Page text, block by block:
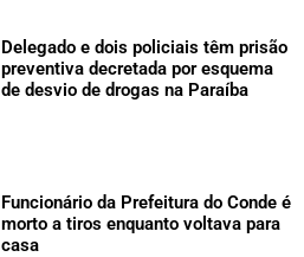
Delegado e dois policiais têm prisão
preventiva decretada por esquema
de desvio de drogas na Paraíba
Funcionário da Prefeitura do Conde é
morto a tiros enquanto voltava para
casa